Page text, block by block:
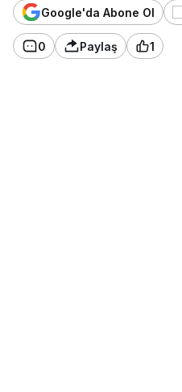
Google'da Abone Ol
0 Paylaş 1